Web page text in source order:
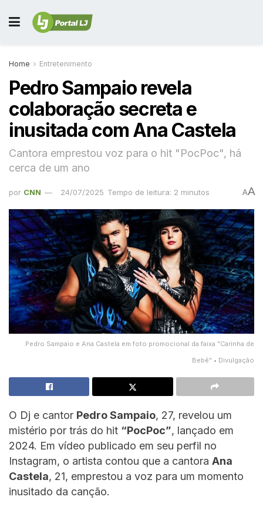
Home Entretenimento
Pedro Sampaio revela
colaboração secreta e
inusitada com Ana Castela
Cantora emprestou voz para o hit "PocPoc", há
cerca de um ano
por CNN 24/07/2025 Tempo de leitura: 2 minutos AA
Pedro Sampaio e Ana Castela em foto promocional da faixa "Carinha de
Bebê" • Divulgação
O Dj e cantor Pedro Sampaio, 27, revelou um
mistério por trás do hit “PocPoc”, lançado em
2024. Em vídeo publicado em seu perfil no
Instagram, o artista contou que a cantora Ana
Castela, 21, emprestou a voz para um momento
inusitado da canção.